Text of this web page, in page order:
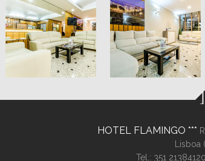
HOTEL FLAMINGO
Lisboa (
Tel.: 351